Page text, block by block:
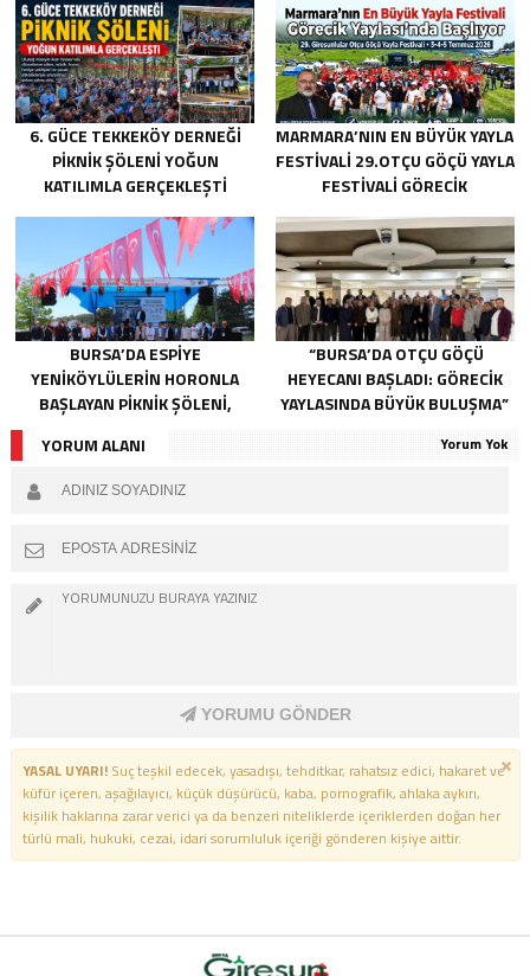
6. GÜCE TEKKEKÖY DERNEĞI
PIKNIK ŞÖLENI YOĞUN
KATILIMLA GERÇEKLEŞTI
MARMARA’NIN EN BÜYÜK YAYLA
FESTIVALI 29.OTÇU GÖÇÜ YAYLA
FESTIVALI GÖRECIK
YAYLASI’NDA BAŞLIYOR
BURSA’DA ESPIYE
YENIKÖYLÜLERIN HORONLA
BAŞLAYAN PIKNIK ŞÖLENI,
GELECEĞE ATILAN TEMELLERLE
TAÇLANDI
“BURSA’DA OTÇU GÖÇÜ
HEYECANI BAŞLADI: GÖRECIK
YAYLASINDA BÜYÜK BULUŞMA”
YORUM ALANI
Yorum Yok
YORUMU GÖNDER
YASAL UYARI!Suç teşkil edecek, yasadışı, tehditkar, rahatsız edici, hakaret ve
küfür içeren, aşağılayıcı, küçük düşürücü, kaba, pornografik, ahlaka aykırı,
kişilik haklarına zarar verici ya da benzeri niteliklerde içeriklerden doğan her
türlü mali, hukuki, cezai, idari sorumluluk içeriği gönderen kişiye aittir.